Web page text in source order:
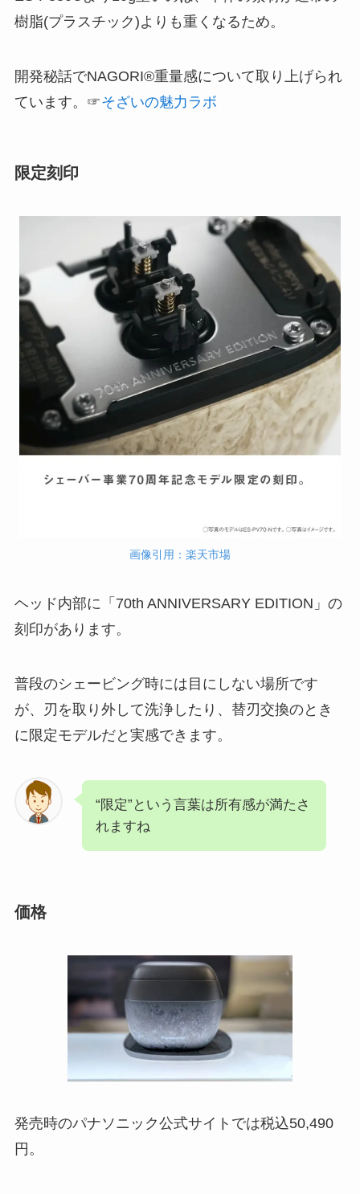
樹脂(プラスチック)よりも重くなるため。
開発秘話でNAGORI®重量感について取り上げられ
ています。☞そざいの魅力ラボ
限定刻印
画像引用：楽天市場
ヘッド内部に「70th ANNIVERSARY EDITION」の
刻印があります。
普段のシェービング時には目にしない場所です
が、刃を取り外して洗浄したり、替刃交換のとき
に限定モデルだと実感できます。
“限定”という言葉は所有感が満たさ
れますね
価格
発売時のパナソニック公式サイトでは税込50,490
円。